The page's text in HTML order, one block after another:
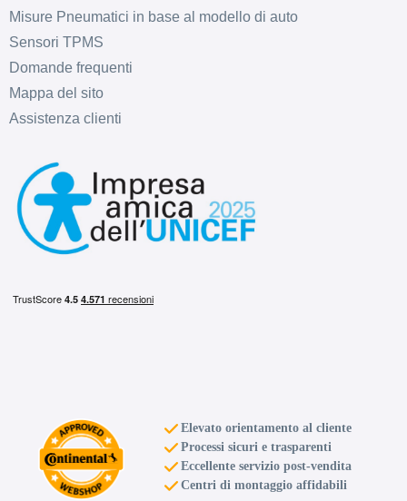
Misure Pneumatici in base al modello di auto
Sensori TPMS
Domande frequenti
Mappa del sito
Assistenza clienti
Elevato orientamento al cliente
Processi sicuri e trasparenti
Eccellente servizio post-vendita
Centri di montaggio affidabili